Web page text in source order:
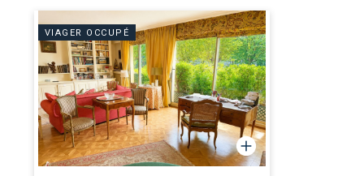
VIAGER OCCUPÉ